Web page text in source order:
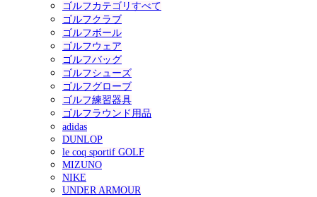
ゴルフカテゴリすべて
ゴルフクラブ
ゴルフボール
ゴルフウェア
ゴルフバッグ
ゴルフシューズ
ゴルフグローブ
ゴルフ練習器具
ゴルフラウンド用品
adidas
DUNLOP
le coq sportif GOLF
MIZUNO
NIKE
UNDER ARMOUR